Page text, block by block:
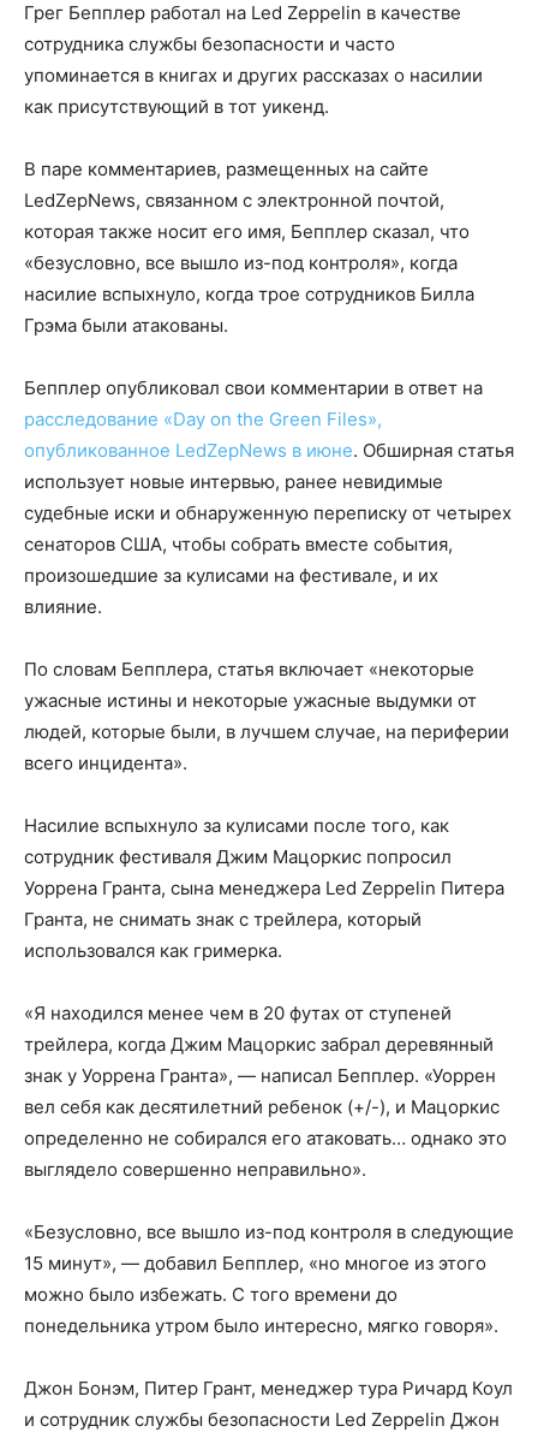
Грег Бепплер работал на Led Zeppelin в качестве
сотрудника службы безопасности и часто
упоминается в книгах и других рассказах о насилии
как присутствующий в тот уикенд.
В паре комментариев, размещенных на сайте
LedZepNews, связанном с электронной почтой,
которая также носит его имя, Бепплер сказал, что
«безусловно, все вышло из-под контроля», когда
насилие вспыхнуло, когда трое сотрудников Билла
Грэма были атакованы.
Бепплер опубликовал свои комментарии в ответ на
расследование «Day on the Green Files»,
опубликованное LedZepNews в июне. Обширная статья
использует новые интервью, ранее невидимые
судебные иски и обнаруженную переписку от четырех
сенаторов США, чтобы собрать вместе события,
произошедшие за кулисами на фестивале, и их
влияние.
По словам Бепплера, статья включает «некоторые
ужасные истины и некоторые ужасные выдумки от
людей, которые были, в лучшем случае, на периферии
всего инцидента».
Насилие вспыхнуло за кулисами после того, как
сотрудник фестиваля Джим Мацоркис попросил
Уоррена Гранта, сына менеджера Led Zeppelin Питера
Гранта, не снимать знак с трейлера, который
использовался как гримерка.
«Я находился менее чем в 20 футах от ступеней
трейлера, когда Джим Мацоркис забрал деревянный
знак у Уоррена Гранта», — написал Бепплер. «Уоррен
вел себя как десятилетний ребенок (+/-), и Мацоркис
определенно не собирался его атаковать… однако это
выглядело совершенно неправильно».
«Безусловно, все вышло из-под контроля в следующие
15 минут», — добавил Бепплер, «но многое из этого
можно было избежать. С того времени до
понедельника утром было интересно, мягко говоря».
Джон Бонэм, Питер Грант, менеджер тура Ричард Коул
и сотрудник службы безопасности Led Zeppelin Джон